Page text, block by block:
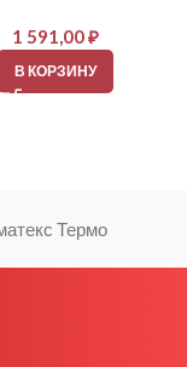
1 591,00₽
В КОРЗИНУ
Термо